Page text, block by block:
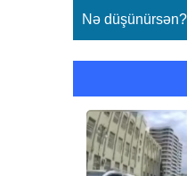
Nə düşünürsən?